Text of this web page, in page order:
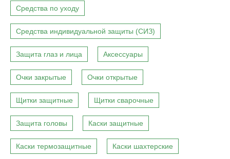
Средства по уходу
Средства индивидуальной защиты (СИЗ)
Защита глаз и лица Аксессуары
Очки закрытые Очки открытые
Щитки защитные Щитки сварочные
Защита головы Каски защитные
Каски термозащитные Каски шахтерские